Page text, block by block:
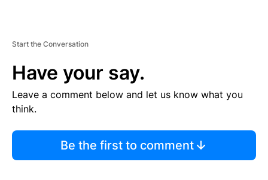
Start the Conversation
Have your say.
Leave a comment below and let us know what you
think.
Be the first to comment